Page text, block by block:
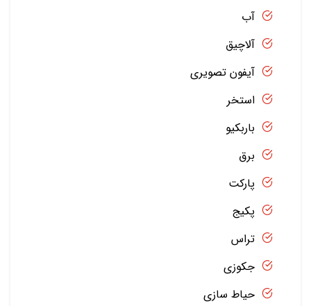
آب
آلاچیق
آیفون تصویری
استخر
باربکیو
برق
پارکت
پکیج
تراس
جکوزی
حیاط سازی